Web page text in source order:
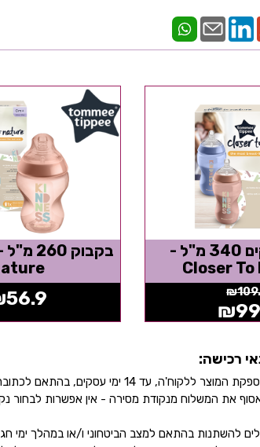
סט בקבוקים 340 מ"ל -
Closer
₪
₪
56.9
רכישה:
את המשלוח מנקודת מסירה - אין אפשרות